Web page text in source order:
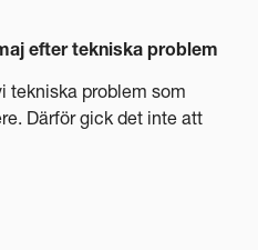
efter tekniska problem
tekniska problem som
Därför gick det inte att